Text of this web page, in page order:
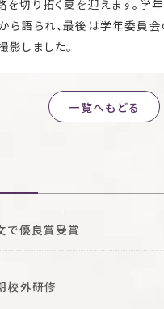
を切り拓く夏を迎えます。学
ら語られ、最後は学年委員
影しました。
一覧へもどる
で優良賞受賞
校外研修